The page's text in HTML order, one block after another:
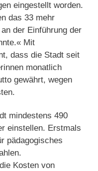
eingestellt worden.
das 33 mehr
der Einführung der
Mit
dass die Stadt seit
monatlich
gewährt, wegen
mindestens 490
einstellen. Erstmals
pädagogisches
Kosten von